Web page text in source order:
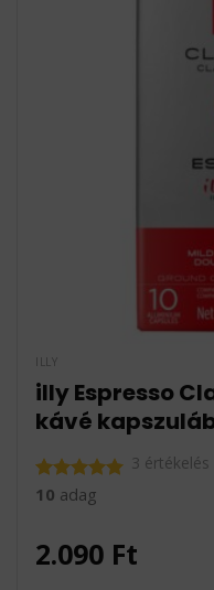
ILLY
illy Espresso
kávé
Értékelés:
/ 5
3 értékelés
10 adag
2.090 Ft